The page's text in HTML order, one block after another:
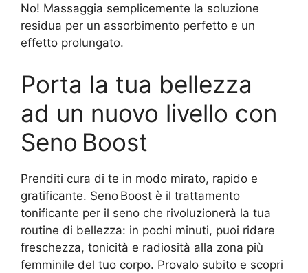
No! Massaggia semplicemente la soluzione
residua per un assorbimento perfetto e un
effetto prolungato.
Porta la tua bellezza
ad un nuovo livello con
Seno Boost
Prenditi cura di te in modo mirato, rapido e
gratificante. Seno Boost è il trattamento
tonificante per il seno che rivoluzionerà la tua
routine di bellezza: in pochi minuti, puoi ridare
freschezza, tonicità e radiosità alla zona più
femminile del tuo corpo. Provalo subito e scopri